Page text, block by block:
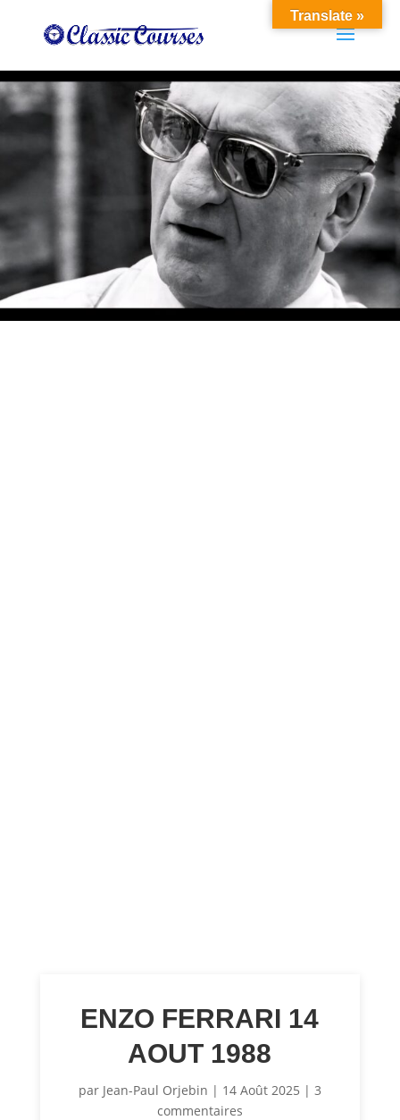
ENZO FERRARI 14
AOUT 1988
par Jean-Paul Orjebin | 14 Août 2025 | 3
commentaires
Translate »